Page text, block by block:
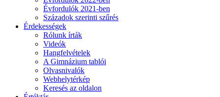
Évfordulók 2021-ben
Századok szerinti szűrés
Érdekességek
Rólunk írták
Videók
Hangfelvételek
A Gimnázium tablói
Olvasnivalók
Webhelytérkép
Keresés az oldalon